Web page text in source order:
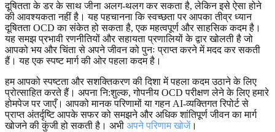
दूषितता के डर के साथ जीना अलग-थलग कर सकता है, लेकिन इसे ऐसा होने
की आवश्यकता नहीं है। यह पहचानना कि स्वच्छता पर आपका तीव्र ध्यान
दूषितता OCD का संकेत हो सकता है, एक महत्वपूर्ण और साहसिक कदम है।
यह समझ प्रभावी रणनीतियों और सहायता प्रणालियों के द्वार खोलती है जो
आपको भय और चिंता से अपने जीवन को पुनः प्राप्त करने में मदद कर सकती
हैं। यह एक स्पष्ट मार्ग की ओर पहला कदम है।
हम आपको स्पष्टता और सशक्तिकरण की दिशा में पहला कदम उठाने के लिए
प्रोत्साहित करते हैं। अपना नि:शुल्क, गोपनीय OCD परीक्षण लेने के लिए हमारे
होमपेज पर जाएँ। आपको मानक परिणामों या गहन AI-व्यक्तिगत रिपोर्ट से
प्राप्त अंतर्दृष्टि आपके सफर को समझने और अधिक शांतिपूर्ण जीवन का मार्ग
खोजने की कुंजी हो सकती है। अभी अपने परिणाम खोजें।